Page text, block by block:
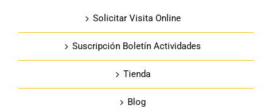
Solicitar Visita Online
Suscripción Boletín Actividades
Tienda
Blog